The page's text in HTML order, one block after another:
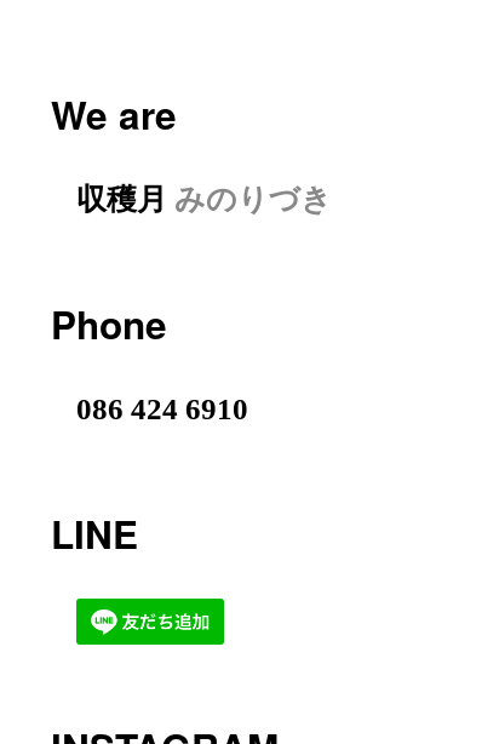
We are
収穫月 みのりづき
Phone
086 424 6910
LINE